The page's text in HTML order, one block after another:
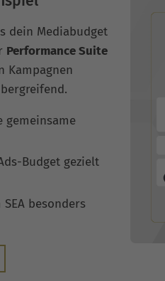
dein Mediabudget
Performance Suite
Kampagnen
gemeinsame
Budget gezielt
besonders